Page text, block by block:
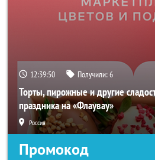
12:39:48 Получили:6
Торты, пирожные и другие
праздника на «Флаувау»
Россия
Промокод